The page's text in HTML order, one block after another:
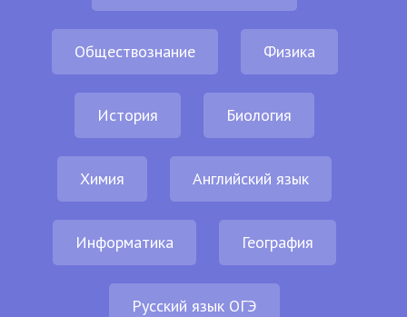
Обществознание Физика
История Биология
Химия Английский язык
Информатика География
Русский язык ОГЭ